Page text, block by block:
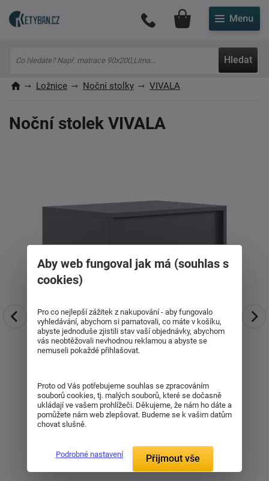
Hledat
Můj účet
Ložnice Noční stolky VIVALA
Noční stolek VIVALA
Aby web fungoval jak má (souhlas s
cookies)
Pro co nejlepší zážitek z nakupování - aby fungovalo
vyhledávání, abychom si pamatovali, co máte v košíku,
abyste jednoduše zjistili stav vaší objednávky, abychom
vás neobtěžovali nevhodnou reklamou a abyste se
nemuseli pokaždé přihlašovat.
Proto od Vás potřebujeme souhlas se zpracováním
souborů cookies, tj. malých souborů, které se dočasně
ukládají ve vašem prohlížeči. Děkujeme, že nám ho dáte a
pomůžete nám web zlepšovat. Budeme se k vašim datům
chovat slušně.
Podrobné nastavení Přijmout vše